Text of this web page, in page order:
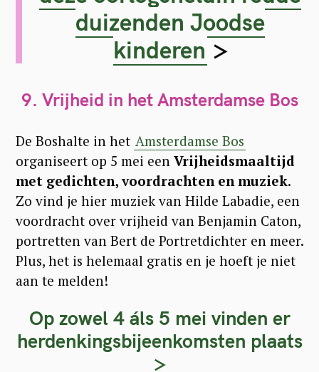
duizenden Joodse
kinderen >
9. Vrijheid in het Amsterdamse Bos
De Boshalte in het Amsterdamse Bos
organiseert op 5 mei een Vrijheidsmaaltijd
met gedichten, voordrachten en muziek.
Zo vind je hier muziek van Hilde Labadie, een
voordracht over vrijheid van Benjamin Caton,
portretten van Bert de Portretdichter en meer.
Plus, het is helemaal gratis en je hoeft je niet
aan te melden!
Op zowel 4 áls 5 mei vinden er
herdenkingsbijeenkomsten plaats
>